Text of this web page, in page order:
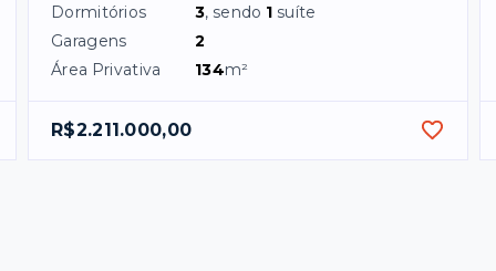
Dormitórios 3, sendo 1 suíte
Garagens
2
Área Privativa
134m²
R$2.211.000,00